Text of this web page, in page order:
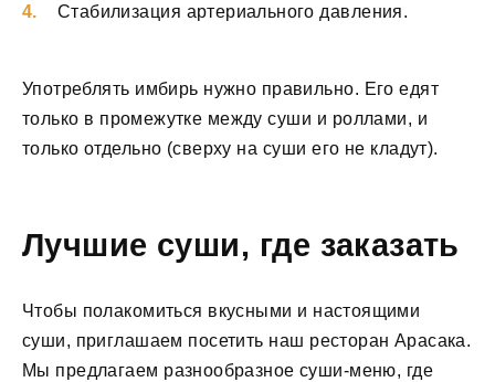
Стабилизация артериального давления.
Употреблять имбирь нужно правильно. Его едят
только в промежутке между суши и роллами, и
только отдельно (сверху на суши его не кладут).
Лучшие суши, где заказать
Чтобы полакомиться вкусными и настоящими
суши, приглашаем посетить наш ресторан Арасака.
Мы предлагаем разнообразное суши-меню, где